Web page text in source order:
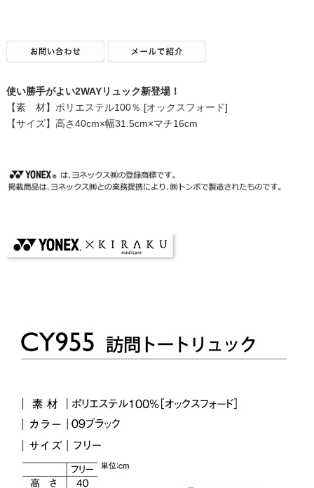
使い勝手がよい2WAYリュック新登場！
【素 材】ポリエステル100％ [オックスフォード]
【サイズ】高さ40cm×幅31.5cm×マチ16cm